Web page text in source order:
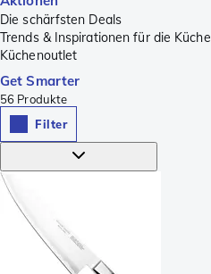
Die schärfsten Deals
Trends & Inspirationen für die Küche
Küchenoutlet
Get Smarter
56 Produkte
Filter